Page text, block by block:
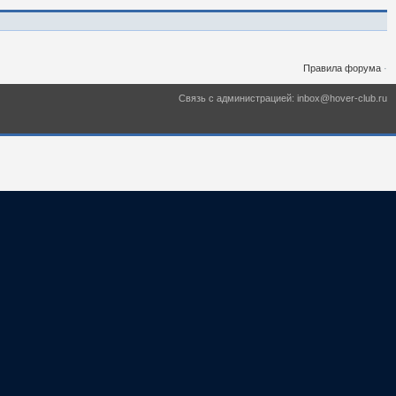
Правила форума ·
Связь с администрацией: inbox@hover-club.ru